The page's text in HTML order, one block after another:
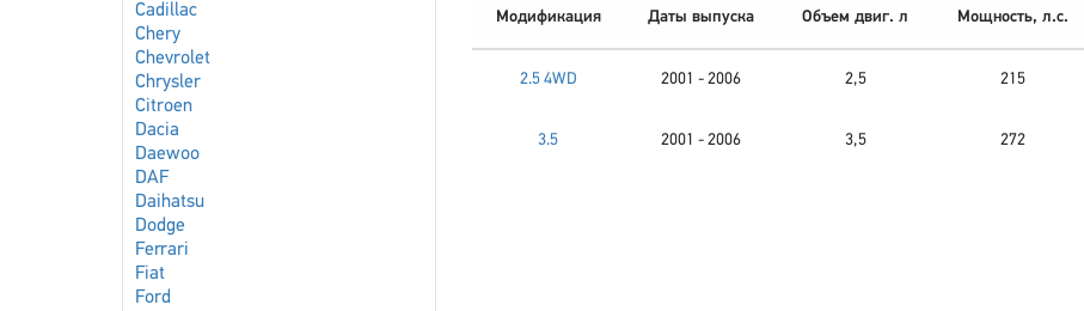
Cadillac
Chery
Chevrolet
Chrysler
Citroen
Dacia
Daewoo
DAF
Daihatsu
Dodge
Ferrari
Fiat
Ford
Модификация Даты выпуска Объем двиг. л Мощность, л.с.
2.5 4WD 2001 - 2006 2,5 215
3.5 2001 - 2006 3,5 272